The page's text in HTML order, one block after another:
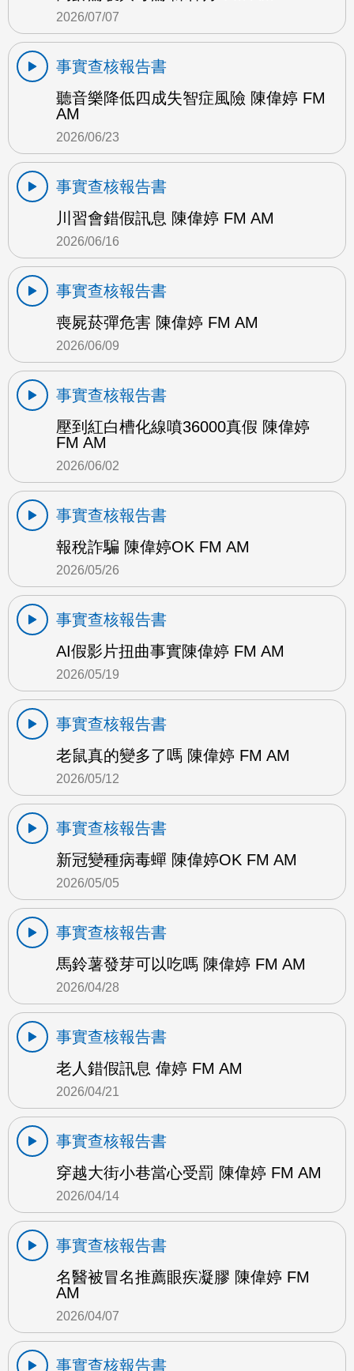
2026/07/07
事實查核報告書
聽音樂降低四成失智症風險 陳偉婷 FM
AM
2026/06/23
事實查核報告書
川習會錯假訊息 陳偉婷 FM AM
2026/06/16
事實查核報告書
喪屍菸彈危害 陳偉婷 FM AM
2026/06/09
事實查核報告書
壓到紅白槽化線噴36000真假 陳偉婷
FM AM
2026/06/02
事實查核報告書
報稅詐騙 陳偉婷OK FM AM
2026/05/26
事實查核報告書
AI假影片扭曲事實陳偉婷 FM AM
2026/05/19
事實查核報告書
老鼠真的變多了嗎 陳偉婷 FM AM
2026/05/12
事實查核報告書
新冠變種病毒蟬 陳偉婷OK FM AM
2026/05/05
事實查核報告書
馬鈴薯發芽可以吃嗎 陳偉婷 FM AM
2026/04/28
事實查核報告書
老人錯假訊息 偉婷 FM AM
2026/04/21
事實查核報告書
穿越大街小巷當心受罰 陳偉婷 FM AM
2026/04/14
事實查核報告書
名醫被冒名推薦眼疾凝膠 陳偉婷 FM
AM
2026/04/07
事實查核報告書